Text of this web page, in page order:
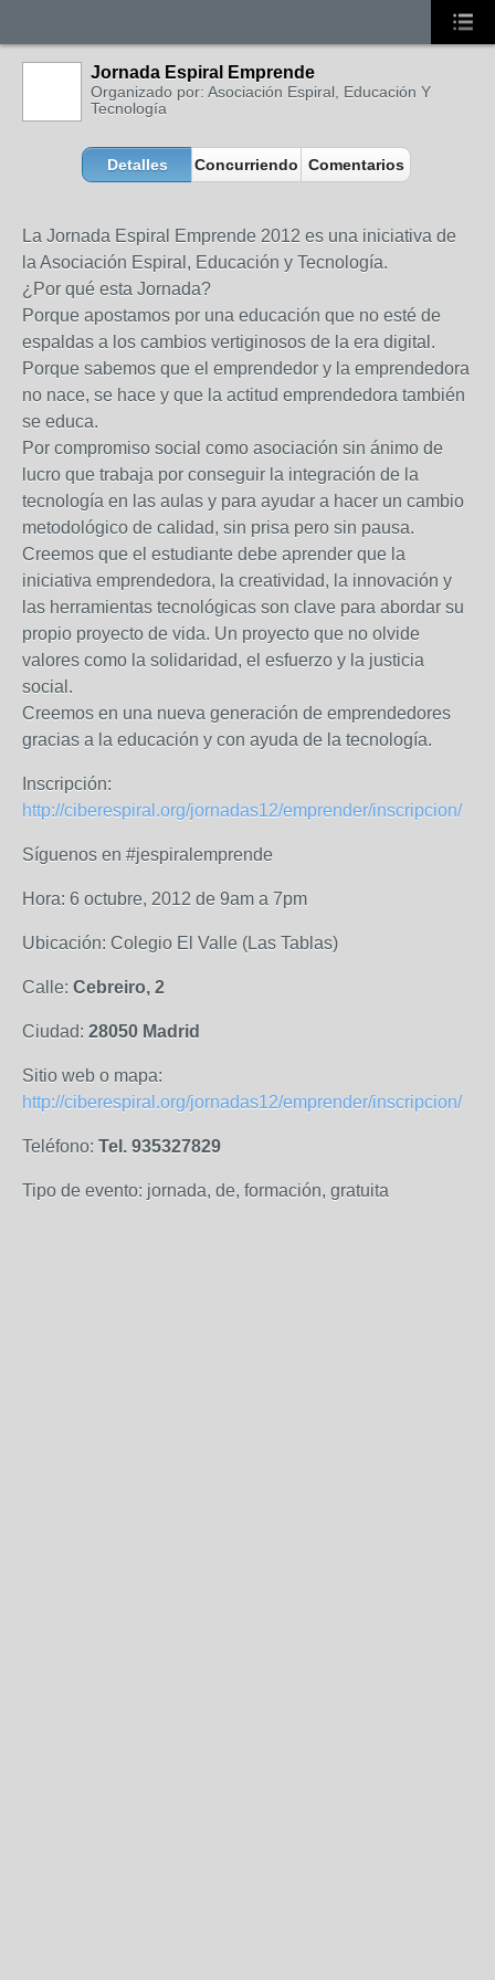
Jornada Espiral Emprende
Organizado por: Asociación Espiral, Educación Y
Tecnología
Detalles Concurriendo Comentarios
La Jornada Espiral Emprende 2012 es una iniciativa de
la Asociación Espiral, Educación y Tecnología.
¿Por qué esta Jornada?
Porque apostamos por una educación que no esté de
espaldas a los cambios vertiginosos de la era digital.
Porque sabemos que el emprendedor y la emprendedora
no nace, se hace y que la actitud emprendedora también
se educa.
Por compromiso social como asociación sin ánimo de
lucro que trabaja por conseguir la integración de la
tecnología en las aulas y para ayudar a hacer un cambio
metodológico de calidad, sin prisa pero sin pausa.
Creemos que el estudiante debe aprender que la
iniciativa emprendedora, la creatividad, la innovación y
las herramientas tecnológicas son clave para abordar su
propio proyecto de vida. Un proyecto que no olvide
valores como la solidaridad, el esfuerzo y la justicia
social.
Creemos en una nueva generación de emprendedores
gracias a la educación y con ayuda de la tecnología.
Inscripción:
http://ciberespiral.org/jornadas12/emprender/inscripcion/
Síguenos en #jespiralemprende
Hora: 6 octubre, 2012 de 9am a 7pm
Ubicación: Colegio El Valle (Las Tablas)
Calle: Cebreiro, 2
Ciudad: 28050 Madrid
Sitio web o mapa:
http://ciberespiral.org/jornadas12/emprender/inscripcion/
Teléfono: Tel. 935327829
Tipo de evento: jornada, de, formación, gratuita